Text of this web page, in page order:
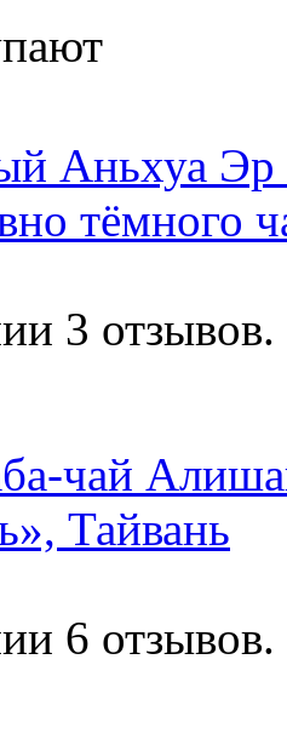
Аньхуа
тёмного
чай
Тайвань